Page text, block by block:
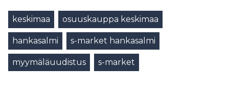
keskimaa osuuskauppa keskimaa
hankasalmi s-market hankasalmi
myymäläuudistus s-market